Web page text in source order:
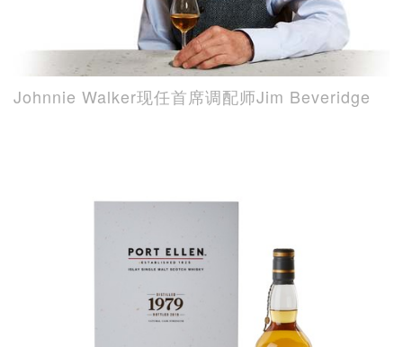
Johnnie Walker现任首席调配师Jim Beveridge